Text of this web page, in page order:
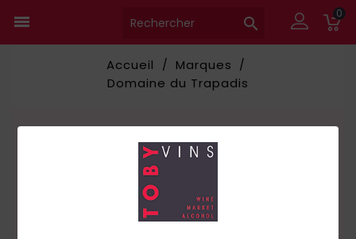
 
0
Accueil
Marques
Domaine du Trapadis
Les références de Domaine du
Veuillez nous excuser pour le
désagrément.